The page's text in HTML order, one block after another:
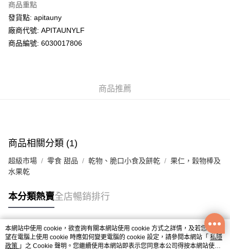
WeChat Pay
送貨方式
每筆HK$50.00，滿HK$200.00或以上免運費
UNY 門市自取
每筆HK$50.00，滿HK$200.00或以上免運費
商品重點
發貨點: apitauny
廠商代號: APITAUNYLF
商品編號: 6030017806
商品推薦
商品相關分類 (1)
超級市場 零食 甜品 乾物、脆口小食及餅乾
果仁，穀物棒及
水果乾
本分類熱賣全店暢銷排行
熱門標籤
本網站中使用 cookie，欲查詢有關本網站使用 cookie 方式之詳情，及若您不希
望在電腦上使用 cookie 時應如何變更電腦的 cookie 設定，請參閱本網站「 私隱
政策 」之 Cookie 聲明。您繼續使用本網站即表示您同意本公司得按本網站使用